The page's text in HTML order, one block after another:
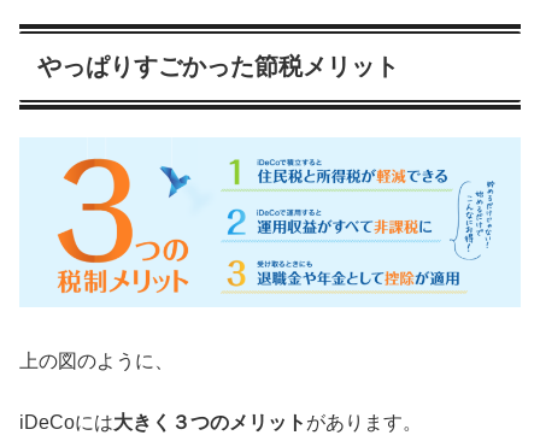
やっぱりすごかった節税メリット
上の図のように、
iDeCoには大きく３つのメリット があります。